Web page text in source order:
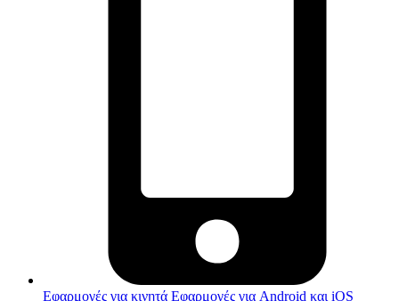
Εφαρμογές για κινητά Εφαρμογές για Android και iOS